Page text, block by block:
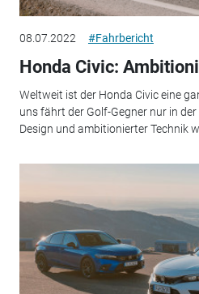
08.07.2022 #Fahrbericht
Honda Civic:
Weltweit ist der Honda Civic eine
uns fährt der Golf-Gegner nur in
Design und ambitionierter Technik